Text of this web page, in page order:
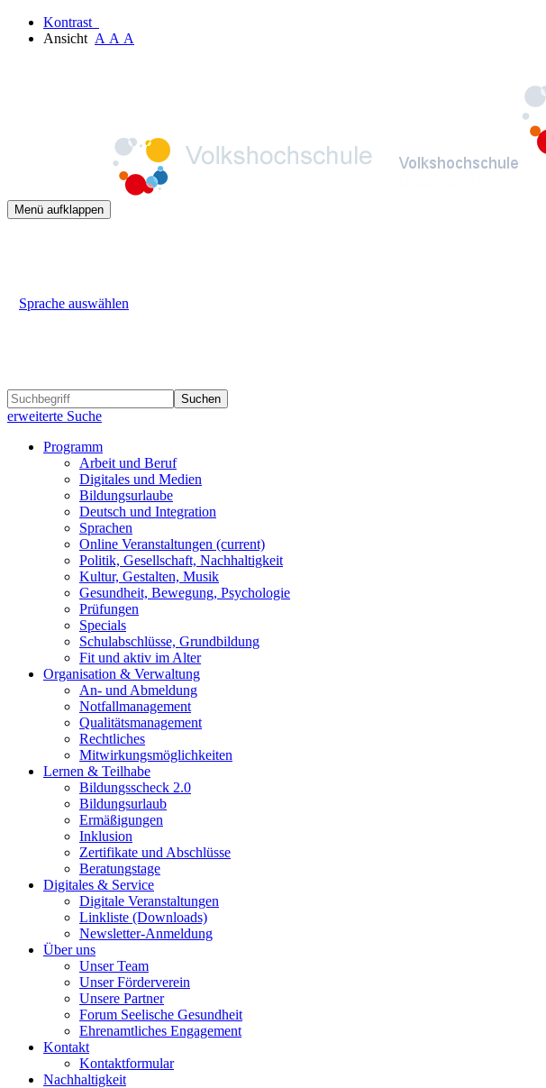
Kontrast
Ansicht A A A
Menü aufklappen
Sprache auswählen
Suchen
erweiterte Suche
Programm
Arbeit und Beruf
Digitales und Medien
Bildungsurlaube
Deutsch und Integration
Sprachen
Online Veranstaltungen (current)
Politik, Gesellschaft, Nachhaltigkeit
Kultur, Gestalten, Musik
Gesundheit, Bewegung, Psychologie
Prüfungen
Specials
Schulabschlüsse, Grundbildung
Fit und aktiv im Alter
Organisation & Verwaltung
An- und Abmeldung
Notfallmanagement
Qualitätsmanagement
Rechtliches
Mitwirkungsmöglichkeiten
Lernen & Teilhabe
Bildungsscheck 2.0
Bildungsurlaub
Ermäßigungen
Inklusion
Zertifikate und Abschlüsse
Beratungstage
Digitales & Service
Digitale Veranstaltungen
Linkliste (Downloads)
Newsletter-Anmeldung
Über uns
Unser Team
Unser Förderverein
Unsere Partner
Forum Seelische Gesundheit
Ehrenamtliches Engagement
Kontakt
Kontaktformular
Nachhaltigkeit